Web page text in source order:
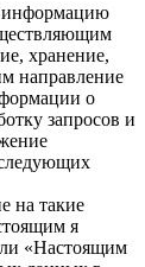
информацию
хранение,
направление
о
запросов и
на такие
я
«Настоящим